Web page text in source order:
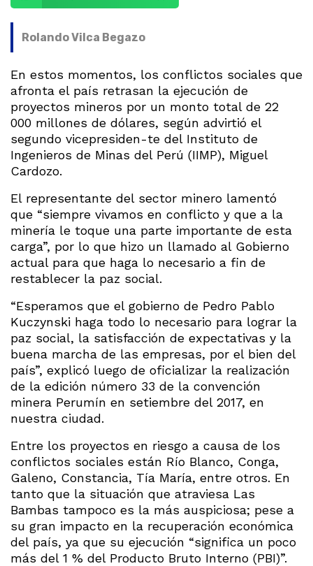
Rolando Vilca Begazo
En estos momentos, los conflictos sociales que
afronta el país retrasan la ejecución de
proyectos mineros por un monto total de 22
000 millones de dólares, según advirtió el
segundo vicepresiden-te del Instituto de
Ingenieros de Minas del Perú (IIMP), Miguel
Cardozo.
El representante del sector minero lamentó
que “siempre vivamos en conflicto y que a la
minería le toque una parte importante de esta
carga”, por lo que hizo un llamado al Gobierno
actual para que haga lo necesario a fin de
restablecer la paz social.
“Esperamos que el gobierno de Pedro Pablo
Kuczynski haga todo lo necesario para lograr la
paz social, la satisfacción de expectativas y la
buena marcha de las empresas, por el bien del
país”, explicó luego de oficializar la realización
de la edición número 33 de la convención
minera Perumín en setiembre del 2017, en
nuestra ciudad.
Entre los proyectos en riesgo a causa de los
conflictos sociales están Río Blanco, Conga,
Galeno, Constancia, Tía María, entre otros. En
tanto que la situación que atraviesa Las
Bambas tampoco es la más auspiciosa; pese a
su gran impacto en la recuperación económica
del país, ya que su ejecución “significa un poco
más del 1 % del Producto Bruto Interno (PBI)”.